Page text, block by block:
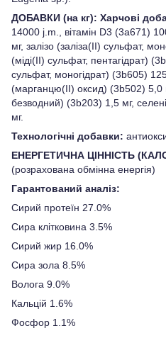
ДОБАВКИ (на кг): Харчові
14000 j.m., вітамін D3 (3a671)
мг, залізо (заліза(II) сульфат,
(міді(II) сульфат, пентагідрат)
сульфат, моногідрат) (3b605)
(марганцю(II) оксид) (3b502) 5,0
безводний) (3b203) 1,5 мг,
мг.
Технологічні добавки:
ЕНЕРГЕТИЧНА ЦІННІСТЬ
(розрахована обмінна енергія)
Гарантований аналіз:
Сирий протеїн 27.0%
Сира клітковина 3.5%
Сирий жир 16.0%
Сира зола 8.5%
Волога 9.0%
Кальцій 1.6%
Фосфор 1.1%